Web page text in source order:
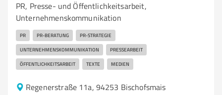
PR, Presse- und Öffentlichkeitsarbeit,
Unternehmenskommunikation
PR PR-BERATUNG PR-STRATEGIE
UNTERNEHMENSKOMMUNIKATION PRESSEARBEIT
ÖFFENTLICHKEITSARBEIT TEXTE MEDIEN
Regenerstraße 11a, 94253 Bischofsmais